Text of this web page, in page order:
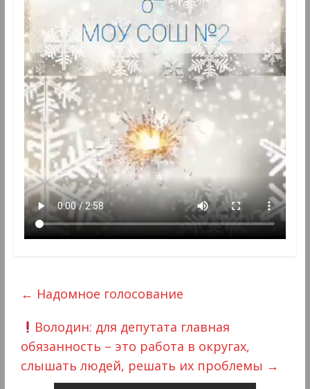
← Надомное голосование
Володин: для депутата главная
обязанность – это работа в округах,
слышать людей, решать их проблемы →